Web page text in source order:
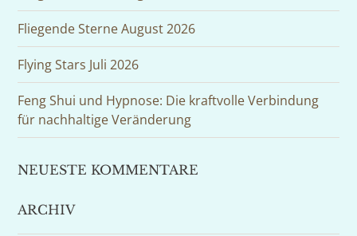
Fliegende Sterne August 2026
Flying Stars Juli 2026
Feng Shui und Hypnose: Die kraftvolle Verbindung
für nachhaltige Veränderung
NEUESTE KOMMENTARE
ARCHIV